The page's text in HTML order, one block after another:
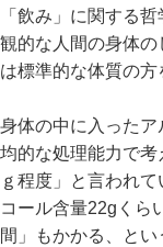
「飲み」に関する
観的な人間の身体
は標準的な体質の方
身体の中に入った
均的な処理能力で
ｇ程度」と言われ
コール含量22gくら
間」もかかる、と